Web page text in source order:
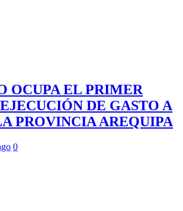
OCUPA EL PRIMER
DE GASTO A
PROVINCIA AREQUIPA
0